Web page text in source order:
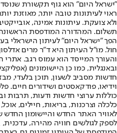
"ישראל היום" הוא גוף תקשורת
ראוי לעיתונות טובה יותר, מאוזנת
ולא צועקת. עיתונות אמינה,
הפך "ישראל היום" לעיתון הישראלי
חול. מו"ל העיתון היא ד"ר מרים
והעורך המייסד הוא עמוס רגב.
חדשות מסביב לשעון, תוכן בלעדי,
וידיאו, פודקאסטים ושידורים חיים.
כוללות ערוצי חדשות ודעות, תרבות
לאוויר האתר החדש והיישומון
לספק לגולשים חוויה מהירה,